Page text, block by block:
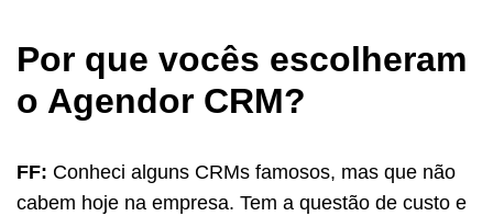
Por que vocês escolheram
o Agendor CRM?
FF: Conheci alguns CRMs famosos, mas que não
cabem hoje na empresa. Tem a questão de custo e